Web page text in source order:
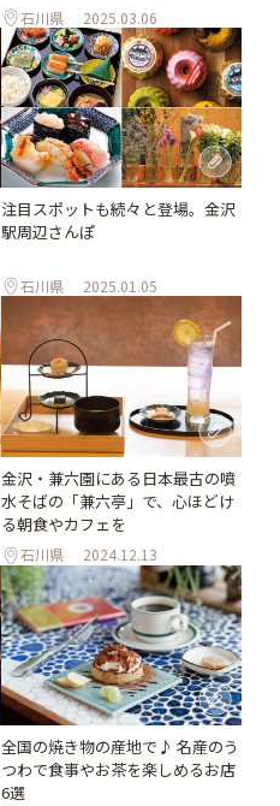
石川県 2025.03.06
注目スポットも続々と登場。金沢
駅周辺さんぽ
石川県 2025.01.05
金沢・兼六園にある日本最古の噴
水そばの「兼六亭」で、心ほどけ
る朝食やカフェを
石川県 2024.12.13
全国の焼き物の産地で♪ 名産のう
つわで食事やお茶を楽しめるお店
6選